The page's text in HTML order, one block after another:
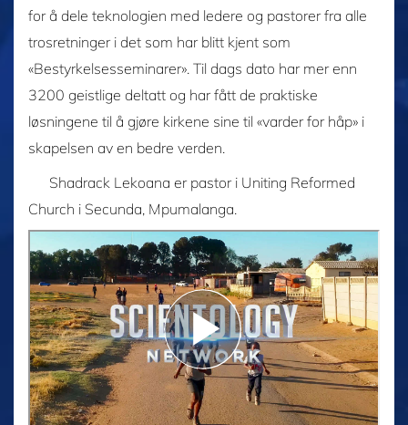
for å dele teknologien med ledere og pastorer fra alle
trosretninger i det som har blitt kjent som
«Bestyrkelsesseminarer». Til dags dato har mer enn
3200 geistlige deltatt og har fått de praktiske
løsningene til å gjøre kirkene sine til «varder for håp» i
skapelsen av en bedre verden.
Shadrack Lekoana er pastor i Uniting Reformed
Church i Secunda, Mpumalanga.